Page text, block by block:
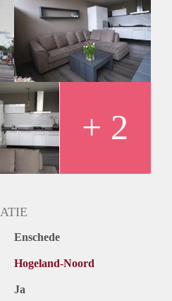
+ 2
Enschede
Hogeland-Noord
Ja